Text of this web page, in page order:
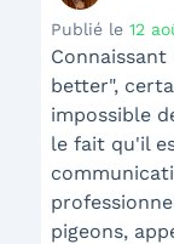
Publié le 12
better",
impossible
le fait qu'il
pigeons,